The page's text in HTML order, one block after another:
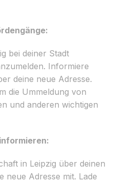
bei deiner Stadt
Informiere
deine neue Adresse.
die Ummeldung von
und anderen wichtigen
in Leipzig über deinen
neue Adresse mit. Lade